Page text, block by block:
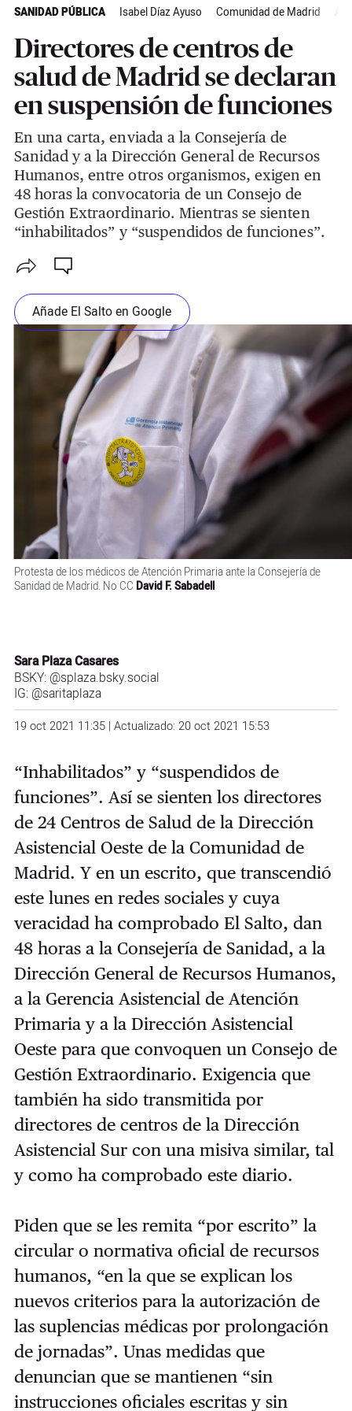
SANIDAD PÚBLICA Isabel Díaz Ayuso Comunidad de Madrid
Directores de centros de
salud de Madrid se declaran
en suspensión de funciones
En una carta, enviada a la Consejería de
Sanidad y a la Dirección General de Recursos
Humanos, entre otros organismos, exigen en
48 horas la convocatoria de un Consejo de
Gestión Extraordinario. Mientras se sienten
“inhabilitados” y “suspendidos de funciones”.
Añade El Salto en Google
Protesta de los médicos de Atención Primaria ante la Consejería de
Sanidad de Madrid. No CC David F. Sabadell
Sara Plaza Casares
BSKY: @splaza.bsky.social
IG: @saritaplaza
19 oct 2021 11:35 | Actualizado: 20 oct 2021 15:53
“Inhabilitados” y “suspendidos de
funciones”. Así se sienten los directores
de 24 Centros de Salud de la Dirección
Asistencial Oeste de la Comunidad de
Madrid. Y en un escrito, que transcendió
este lunes en redes sociales y cuya
veracidad ha comprobado El Salto, dan
48 horas a la Consejería de Sanidad, a la
Dirección General de Recursos Humanos,
a la Gerencia Asistencial de Atención
Primaria y a la Dirección Asistencial
Oeste para que convoquen un Consejo de
Gestión Extraordinario. Exigencia que
también ha sido transmitida por
directores de centros de la Dirección
Asistencial Sur con una misiva similar, tal
y como ha comprobado este diario.
Piden que se les remita “por escrito” la
circular o normativa oficial de recursos
humanos, “en la que se explican los
nuevos criterios para la autorización de
las suplencias médicas por prolongación
de jornadas”. Unas medidas que
denuncian que se mantienen “sin
instrucciones oficiales escritas y sin